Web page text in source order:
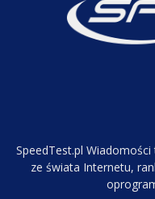
SpeedTest.pl
ze świata Internetu,